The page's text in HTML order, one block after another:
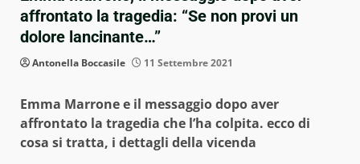
affrontato la tragedia: “Se non provi un
dolore lancinante…”
Antonella Boccasile 11 Settembre 2021
Emma Marrone e il messaggio dopo aver
affrontato la tragedia che l’ha colpita. ecco di
cosa si tratta, i dettagli della vicenda